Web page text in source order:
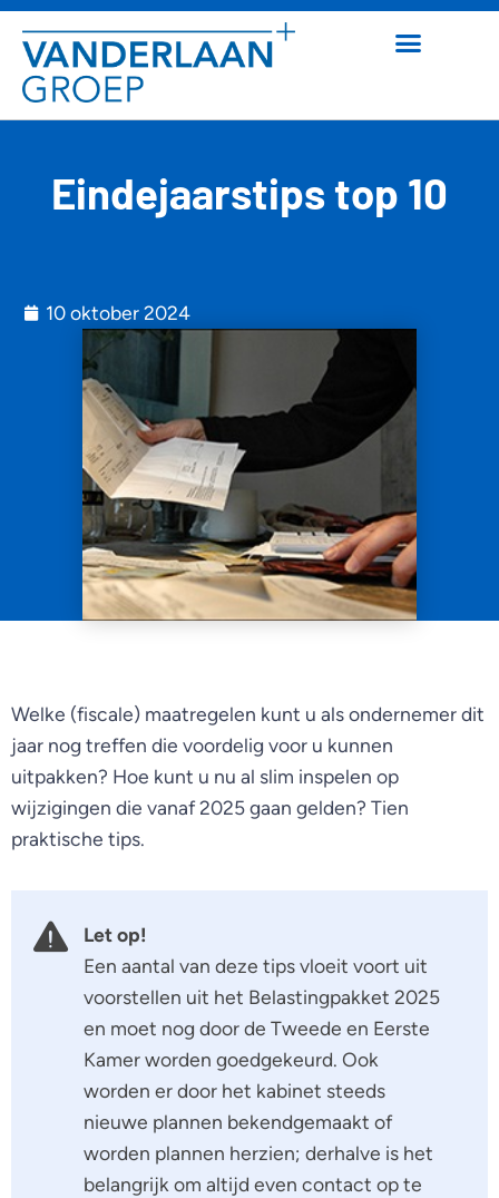
Eindejaarstips top 10
10 oktober 2024
Welke (fiscale) maatregelen kunt u als ondernemer dit
jaar nog treffen die voordelig voor u kunnen
uitpakken? Hoe kunt u nu al slim inspelen op
wijzigingen die vanaf 2025 gaan gelden? Tien
praktische tips.
Let op!
Een aantal van deze tips vloeit voort uit
voorstellen uit het Belastingpakket 2025
en moet nog door de Tweede en Eerste
Kamer worden goedgekeurd. Ook
worden er door het kabinet steeds
nieuwe plannen bekendgemaakt of
worden plannen herzien; derhalve is het
belangrijk om altijd even contact op te